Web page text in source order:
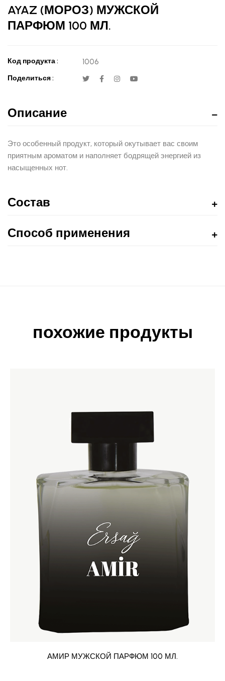
AYAZ (МОРОЗ) МУЖСКОЙ
ПАРФЮМ 100 МЛ.
Код продукта : 1006
Поделиться :
Описание
Это особенный продукт, который окутывает вас своим
приятным ароматом и наполняет бодрящей энергией из
насыщенных нот.
Состав
Способ применения
похожие продукты
АМИР МУЖСКОЙ ПАРФЮМ 100 МЛ.